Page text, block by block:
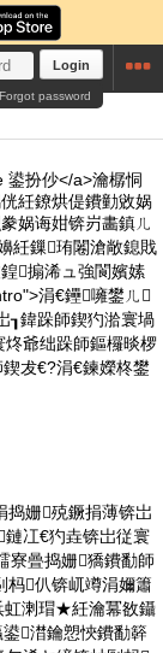
Login
Forgot password
鍙扮仯</a>瀹樼恫
紝鐐烘偍鐨勭敓娲
娲诲姏锛岃畵鎮ㄦ
紝鏁珛闂滄敞鎴戝
搧浠ュ強閬嬪嫊
涓€鑸噰鐢ㄦ
┒鍏跺師鍥犳湁寰堝
爺绌跺師鏂欏晱椤
犮€?涓€鍊嬫柊鐢
捣姗殑鐝捐薄锛岀
冮€犳垚锛岀従寰
寮曡捣姗獢鐨勫師
杩仈锛屼竴涓嬭簫
虹溂瑁★紝瀹冪敋鑷
澘鑰愬悏鐨勫簳